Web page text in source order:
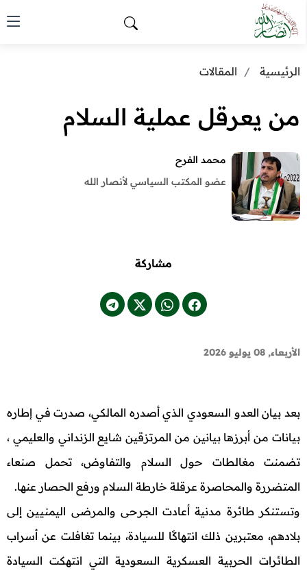
الرئيسية المقالات
من يعرقل عملية السلام
محمد الفرح
عضو المكتب السياسي لأنصار الله
مشاركة
الأربعاء, 08 يوليو 2026
بعد بيان العدو السعودي الذي أصدره المالكي، صدرت في إطاره
بيانات من أبرزها بيانين من المرتزقين شايع الزنداني والعليمي ،
تضمنت مغالطات حول السلام والتفاوض، تحمل صنعاء
المتضررة والمحاصرة عرقلة خارطة السلام ورفع الحصار عنها.
وتستنكر طائرة مدنية أعادت الجرحى والمرضى اليمنيين إلى
بلادهم، معتبرين ذلك انتهاكًا للسيادة، بينما تغافلت عن أسراب
الطائرات الحربية العسكرية السعودية التي انتهكت السيادة